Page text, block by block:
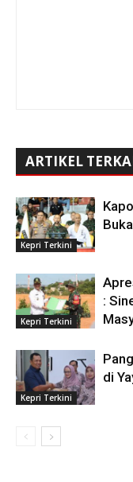
ARTIKEL
Kepri Terkini
Kepri Terkini
:
Kepri Terkini
di